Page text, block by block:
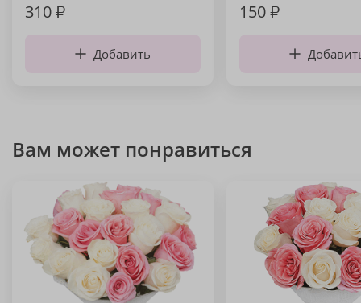
310₽
Добавить
150₽
Вам может понравиться